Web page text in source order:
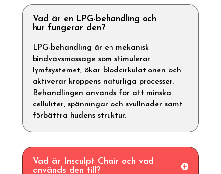
Vad är en LPG-behandling och
hur fungerar den?
LPG-behandling är en mekanisk
bindvävsmassage som stimulerar
lymfsystemet, ökar blodcirkulationen och
aktiverar kroppens naturliga processer.
Behandlingen används för att minska
celluliter, spänningar och svullnader samt
förbättra hudens struktur.
Vad är Insculpt Chair och vad
används den till?